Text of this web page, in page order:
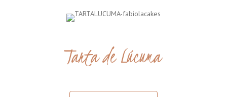
Tarta de Lúcuma